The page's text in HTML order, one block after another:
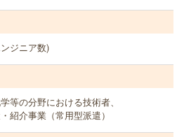
ジニア数)
等の分野における技術者、
紹介事業（常用型派遣）